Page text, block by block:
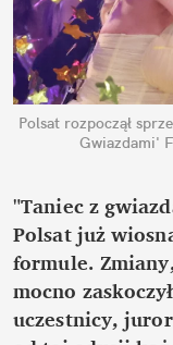
Polsat rozpoczął
Gwiazdami'
"Taniec z
Polsat już
formule.
mocno
uczestnicy,